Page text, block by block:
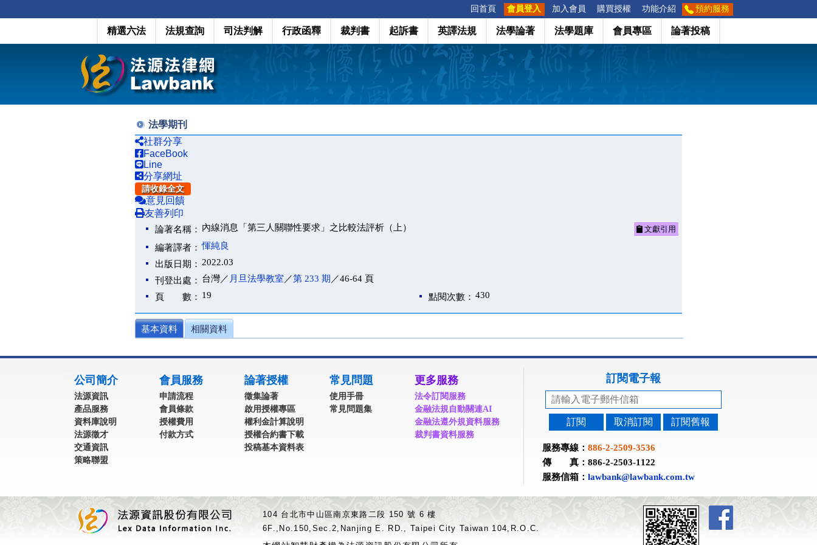
回首頁 會員登入 加入會員 購買授權 功能介紹 預約服務
精選六法 法規查詢 司法判解 行政函釋 裁判書 起訴書 英譯法規 法學論著 法學題庫 會員專區 論著投稿
法學期刊
社群分享
FaceBook
Line
分享網址
請收錄全文
意見回饋
友善列印
論著名稱： 內線消息「第三人關聯性要求」之比較法評析（上） 文獻引用
編著譯者： 惲純良
出版日期： 2022.03
刊登出處： 台灣／ 月旦法學教室 ／第 233 期 ／46-64 頁
頁 數： 19 點閱次數： 430
基本資料 相關資料
公司簡介
法源資訊
產品服務
資料庫說明
法源徵才
交通資訊
策略聯盟
會員服務
申請流程
會員條款
授權費用
付款方式
論著授權
徵集論著
啟用授權專區
權利金計算說明
授權合約書下載
投稿基本資料表
常見問題
使用手冊
常見問題集
更多服務
法令訂閱服務
金融法規自動關連AI
金融法遵外規資料服務
裁判書資料服務
訂閱電子報
訂閱 取消訂閱 訂閱舊報
服務專線： 886-2-2509-3536
傳 真：886-2-2503-1122
服務信箱： lawbank@lawbank.com.tw
104 台北市中山區南京東路二段 150 號 6 樓
6F.,No.150,Sec.2,Nanjing E. RD., Taipei City Taiwan 104,R.O.C.